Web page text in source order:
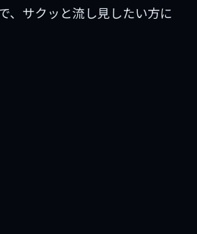
、サクッと流し見したい方に